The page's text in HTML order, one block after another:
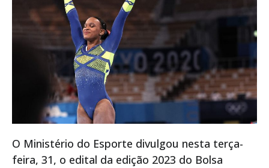
O Ministério do Esporte divulgou nesta terça-
feira, 31, o edital da edição 2023 do Bolsa